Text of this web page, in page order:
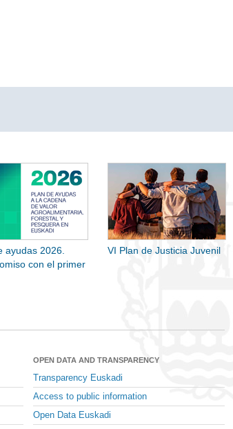
ayudas 2026.
con el primer
VI Plan de Justicia Juvenil
OPEN DATA AND TRANSPARENCY
Transparency Euskadi
Access to public information
Open Data Euskadi